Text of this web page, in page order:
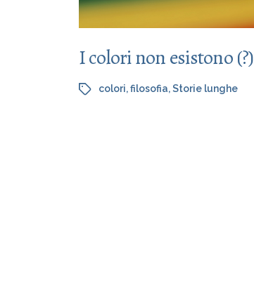
I colori non esistono (?)
colori,filosofia,Storie lunghe